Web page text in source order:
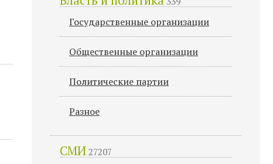
Государственные организации
Общественные организации
Политические партии
Разное
СМИ 27207